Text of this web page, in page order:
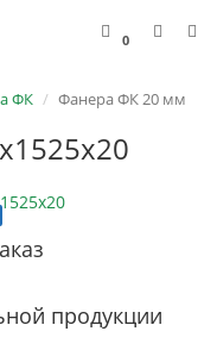
0
ФК Фанера ФК 20 мм
продукции